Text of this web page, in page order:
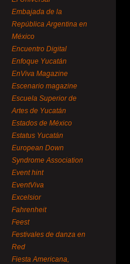
Embajada de la
República Argentina en
México
Encuentro Digital
Enfoque Yucatán
EnViva Magazine
Escenario magazine
Escuela Superior de
Artes de Yucatán
Estados de México
Estatus Yucatán
European Down
Syndrome Association
Event hint
EventViva
Excelsior
Fahrenheit
Feest
Festivales de danza en
Red
Fiesta Americana,